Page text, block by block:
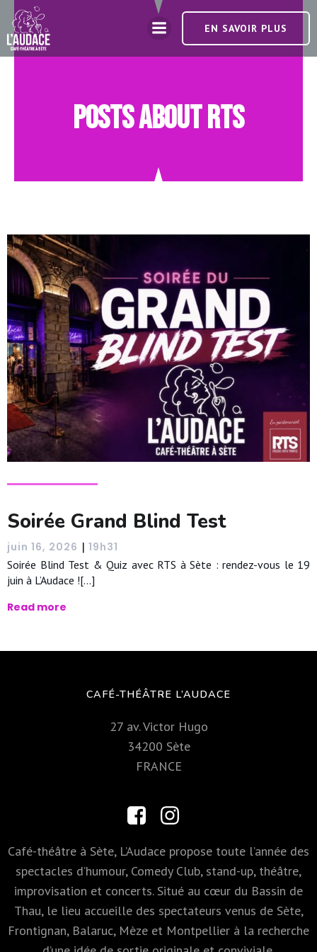
EN SAVOIR PLUS
Posts about RTS
Soirée Grand Blind Test
juin 16, 2026 | 19h31
Soirée Blind Test & Quiz avec RTS à Sète : rendez-vous le 19
juin à L’Audace ![…]
Read more
CAFÉ-THÉÂTRE L’AUDACE
27 av. Victor Hugo
34200 Sète
FRANCE
Café-théâtre à Sète, L’Audace propose toute l’année des
spectacles d’humour, Comedy Club, stand-up, théâtre,
improvisation et concerts. Situé au cœur du Bassin de
Thau, le lieu accueille des spectateurs venus de Sète,
Frontignan, Balaruc, Mèze et Montpellier à la recherche